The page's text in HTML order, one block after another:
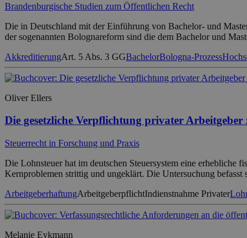
Brandenburgische Studien zum Öffentlichen Recht
Die in Deutschland mit der Einführung von Bachelor- und
der sogenannten Bolognareform sind die dem Bachelor und
AkkreditierungArt. 5 Abs. 3 GGBachelorBologna-Prozess
Oliver Ellers
Die gesetzliche Verpflichtung privater
Steuerrecht in Forschung und Praxis
Die Lohnsteuer hat im deutschen Steuersystem eine erhebliche
Kernproblemen strittig und ungeklärt. Die Untersuchung
ArbeitgeberhaftungArbeitgeberpflichtIndienstnahme Privater
Melanie Eykmann